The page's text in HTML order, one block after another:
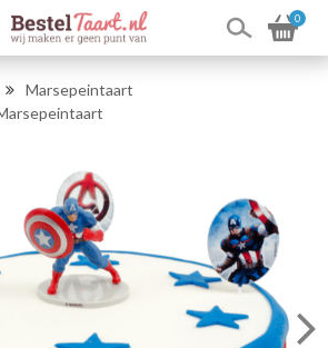
0
Marsepeintaart